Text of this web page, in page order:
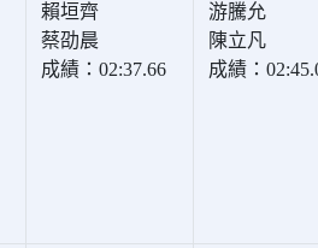
賴垣齊
蔡劭晨
成績：02:37.66
游騰允
陳立凡
成績：